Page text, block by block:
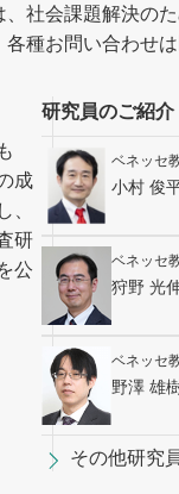
社会課題解決の
各種お問い合わせ
成
、
研
公
研究員のご紹介
ベネッセ
小村 俊
ベネッセ
狩野 光
ベネッセ
野澤 雄
その他研究